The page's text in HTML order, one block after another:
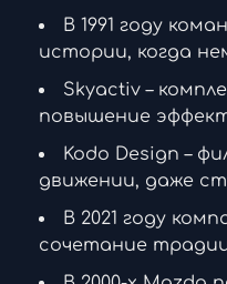
В 1991 году
истории, когда
Skyactiv –
повышение
Kodo Design –
движении, даже
В 2021 году
сочетание